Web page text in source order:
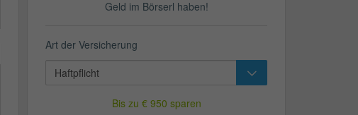
Geld im Börserl haben!
Art der Versicherung
Bis zu € 950 sparen